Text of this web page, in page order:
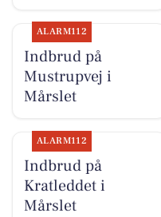
ALARM112
Indbrud på
Mustrupvej i
Mårslet
ALARM112
Indbrud på
Kratleddet i
Mårslet